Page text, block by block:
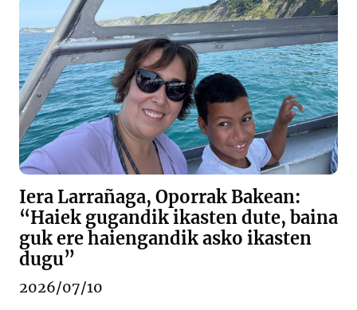
Iera Larrañaga, Oporrak Bakean:
“Haiek gugandik ikasten dute, baina
guk ere haiengandik asko ikasten
dugu”
2026/07/10